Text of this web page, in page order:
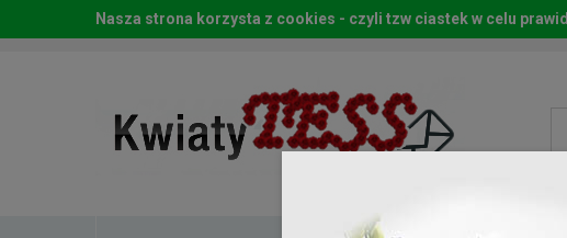
Nasza strona korzysta z cookies - czyli tzw ciastek w celu